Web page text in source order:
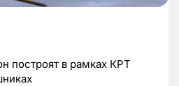
построят в рамках КРТ